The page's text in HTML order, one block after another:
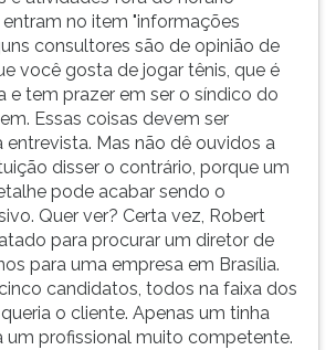
no item "informações
consultores são de opinião de
você gosta de jogar tênis, que é
e tem prazer em ser o síndico do
Essas coisas devem ser
entrevista. Mas não dê ouvidos a
disser o contrário, porque um
pode acabar sendo o
Quer ver? Certa vez, Robert
para procurar um diretor de
para uma empresa em Brasília.
candidatos, todos na faixa dos
o cliente. Apenas um tinha
um profissional muito competente.